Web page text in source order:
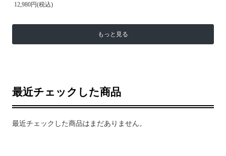
12,980円(税込)
もっと見る
最近チェックした商品
最近チェックした商品はまだありません。